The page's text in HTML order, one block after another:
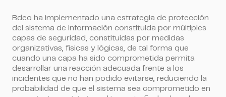
Bdeo ha implementado una estrategia de protección
del sistema de información constituida por múltiples
capas de seguridad, constituidas por medidas
organizativas, físicas y lógicas, de tal forma que
cuando una capa ha sido comprometida permita
desarrollar una reacción adecuada frente a los
incidentes que no han podido evitarse, reduciendo la
probabilidad de que el sistema sea comprometido en